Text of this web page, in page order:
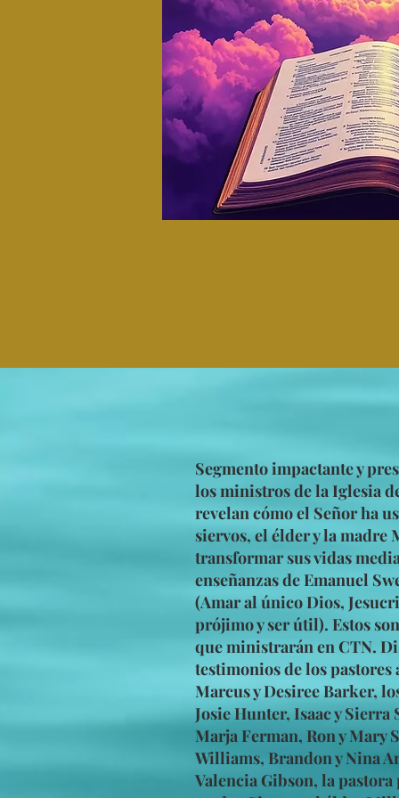
Segmento impactante y
los ministros de la Iglesia
revelan cómo el Señor ha
siervos, el élder y la madre
transformar sus vidas
enseñanzas de Emanuel
(Amar al único Dios,
prójimo y ser útil). Estos
que ministrarán en CTN.
testimonios de los pastores
Marcus y Desiree Barker,
Josie Hunter, Isaac y Sierra
Marja Ferman, Ron y Mary
Williams, Brandon y Nina
Valencia Gibson, la